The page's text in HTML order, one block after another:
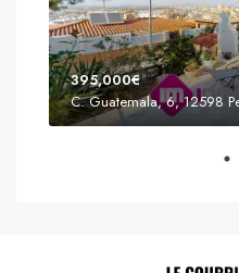
395,000€